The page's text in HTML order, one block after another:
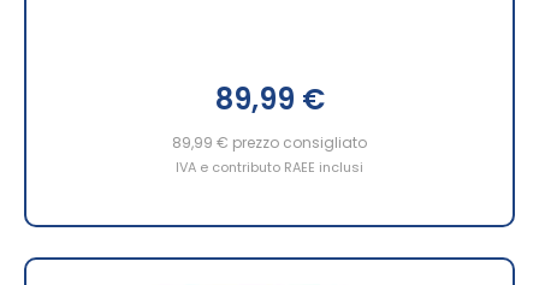
89,99 €
89,99 € prezzo consigliato
IVA e contributo RAEE inclusi